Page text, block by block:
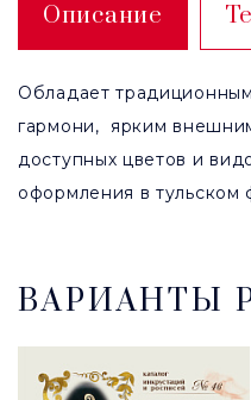
Описание
Обладает
гармони, ярким
доступных цветов и
оформления в тульском
ВАРИАНТЫ